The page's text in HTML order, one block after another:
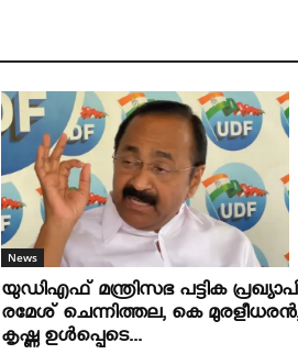
News
യുഡിഎഫ് മന്ത്രിസഭ പട്ടിക
രമേശ് ചെന്നിത്തല, കെ
കൃഷ്ണ ഉള്‍പ്പെടെ...